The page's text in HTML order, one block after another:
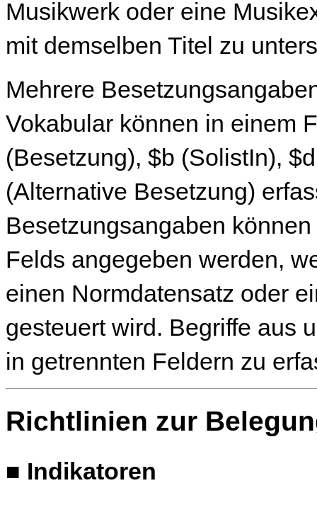
Musikwerk oder eine
mit demselben Titel zu
Mehrere
Vokabular können in einem
(Besetzung), $b (SolistIn),
(Alternative Besetzung)
Besetzungsangaben
Felds angegeben werden,
einen Normdatensatz oder
gesteuert wird. Begriffe aus
in getrennten Feldern zu
Richtlinien zur
■ Indikatoren